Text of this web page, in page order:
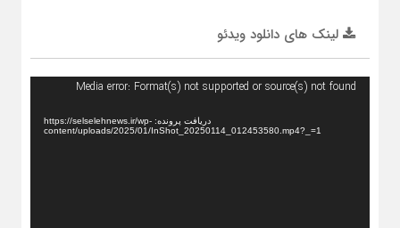
لینک های دانلود ویدئو
نمایشگر
Media error: Format(s) not supported or source(s) not found
دریافت پرونده: https://selselehnews.ir/wp-
content/uploads/2025/01/InShot_20250114_012453580.mp4?_=1